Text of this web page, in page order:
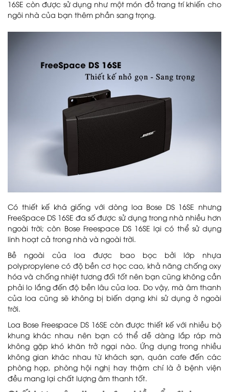
16SE còn được sử dụng như một món đồ trang trí khiến cho
ngôi nhà của bạn thêm phần sang trọng.
Có thiết kế khá giống với dòng loa Bose DS 16SE nhưng
FreeSpace DS 16SE đa số được sử dụng trong nhà nhiều hơn
ngoài trời; còn Bose Freespace DS 16SE lại có thể sử dụng
linh hoạt cả trong nhà và ngoài trời.
Bề ngoài của loa được bao bọc bởi lớp nhựa
polypropylene có độ bền cơ học cao, khả năng chống oxy
hóa và chống nhiệt tương đối tốt nên bạn cũng không cần
phải lo lắng đến độ bền lâu của loa. Do vậy, mà âm thanh
của loa cũng sẽ không bị biến dạng khi sử dụng ở ngoài
trời.
Loa Bose Freespace DS 16SE còn được thiết kế với nhiều bộ
khung khác nhau nên bạn có thể dễ dàng lắp ráp mà
không gặp khó khăn trở ngại nào. Ứng dụng trong nhiều
không gian khác nhau từ khách sạn, quán cafe đến các
phòng họp, phòng hội nghị hay thậm chí là ở bệnh viện
đều mang lại chất lượng âm thanh tốt.